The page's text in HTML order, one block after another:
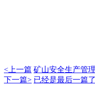
<上一篇 矿山安全生产管
下一篇> 已经是最后一篇了